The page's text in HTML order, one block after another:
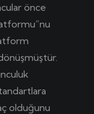
önce
olduğunu